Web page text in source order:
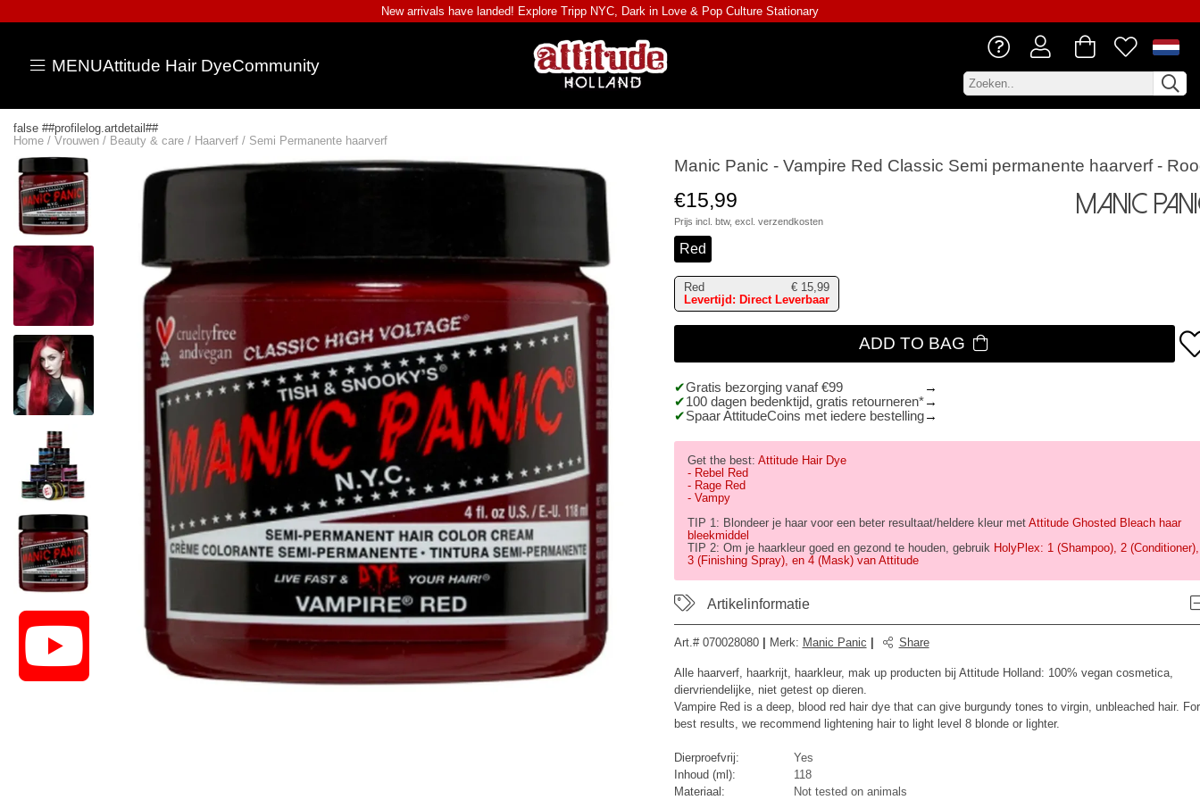
New arrivals have landed! Explore Tripp NYC, Dark in Love & Pop Culture Stationary
MENUAttitude Hair DyeCommunity
false ##profilelog.artdetail##
Home / Vrouwen / Beauty & care / Haarverf / Semi Permanente haarverf
Manic Panic - Vampire Red Classic Semi permanente haarverf -
€15,99
Prijs incl. btw, excl. verzendkosten
Manic
Red
Red € 15,99
Levertijd: Direct Leverbaar
ADD TO BAG
Gratis bezorging vanaf €99
100 dagen bedenktijd, gratis retourneren*
Spaar AttitudeCoins met iedere bestelling
Get the best: Attitude Hair Dye
- Rebel Red
- Rage Red
- Vampy
TIP 1: Blondeer je haar voor een beter resultaat/heldere kleur met Attitude Ghosted Bleach haar
bleekmiddel
TIP 2: Om je haarkleur goed en gezond te houden, gebruik HolyPlex: 1 (Shampoo), 2 (Conditioner),
3 (Finishing Spray), en 4 (Mask) van Attitude
Artikelinformatie
Art.# 070028080 Merk: Manic Panic Share
Alle haarverf, haarkrijt, haarkleur, mak up producten bij Attitude Holland: 100% vegan cosmetica,
diervriendelijke, niet getest op dieren.
Vampire Red is a deep, blood red hair dye that can give burgundy tones to virgin, unbleached hair. For
best results, we recommend lightening hair to light level 8 blonde or lighter.
Dierproefvrij:
Yes
Inhoud (ml):
118
Materiaal:
Not tested on animals